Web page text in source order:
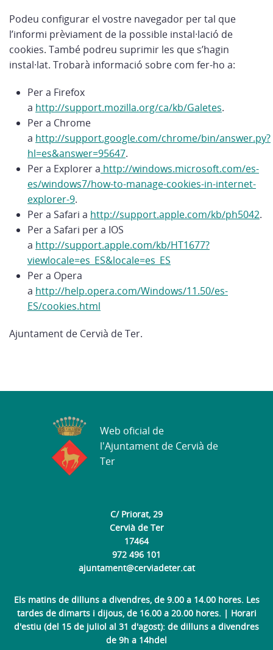
Podeu configurar el vostre navegador per tal que
l’informi prèviament de la possible instal·lació de
cookies. També podreu suprimir les que s’hagin
instal·lat. Trobarà informació sobre com fer-ho a:
Per a Firefox
a http://support.mozilla.org/ca/kb/Galetes.
Per a Chrome
a http://support.google.com/chrome/bin/answer.py?
hl=es&answer=95647.
Per a Explorer a http://windows.microsoft.com/es-
es/windows7/how-to-manage-cookies-in-internet-
explorer-9.
Per a Safari a http://support.apple.com/kb/ph5042.
Per a Safari per a IOS
a http://support.apple.com/kb/HT1677?
viewlocale=es_ES&locale=es_ES
Per a Opera
a http://help.opera.com/Windows/11.50/es-
ES/cookies.html
Ajuntament de Cervià de Ter.
C/ Priorat, 29
Cervià de Ter
17464
972 496 101
ajuntament@cerviadeter.cat
Els matins de dilluns a divendres, de 9.00 a 14.00 hores. Les
tardes de dimarts i dijous, de 16.00 a 20.00 hores. | Horari
d'estiu (del 15 de juliol al 31 d'agost): de dilluns a divendres
de 9h a 14hdel
Web oficial de
l'Ajuntament de Cervià de
Ter